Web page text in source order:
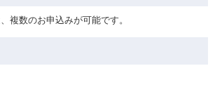
複数のお申込みが可能です。